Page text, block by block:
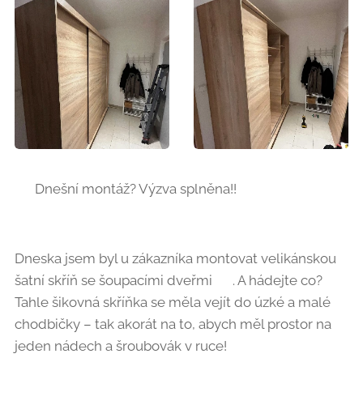
💪 Dnešní montáž? Výzva splněna!!
Dneska jsem byl u zákazníka montovat velikánskou
šatní skříň se šoupacími dveřmi 🚪. A hádejte co?
Tahle šikovná skříňka se měla vejít do úzké a malé
chodbičky – tak akorát na to, abych měl prostor na
jeden nádech a šroubovák v ruce! 🛠️